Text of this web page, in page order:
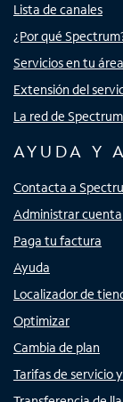
Lista de canales
¿Por qué
Servicios en tu área
Extensión del
La red de Spectrum
AYUDA Y
Contacta a
Administrar cuenta
Paga tu factura
Ayuda
Localizador de
Optimizar
Cambia de plan
Tarifas de servicio